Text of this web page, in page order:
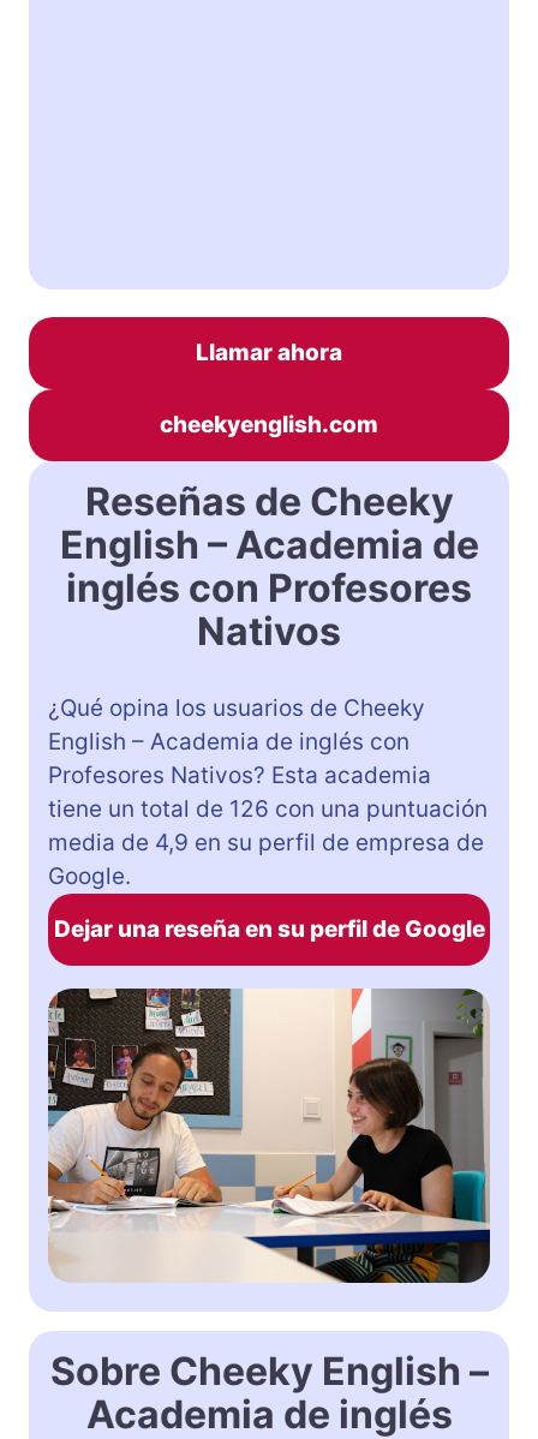
Llamar ahora
cheekyenglish.com
Reseñas de Cheeky
English – Academia de
inglés con Profesores
Nativos
¿Qué opina los usuarios de Cheeky
English – Academia de inglés con
Profesores Nativos? Esta academia
tiene un total de 126 con una puntuación
media de 4,9 en su perfil de empresa de
Google.
Dejar una reseña en su perfil de Google
Sobre Cheeky English –
Academia de inglés